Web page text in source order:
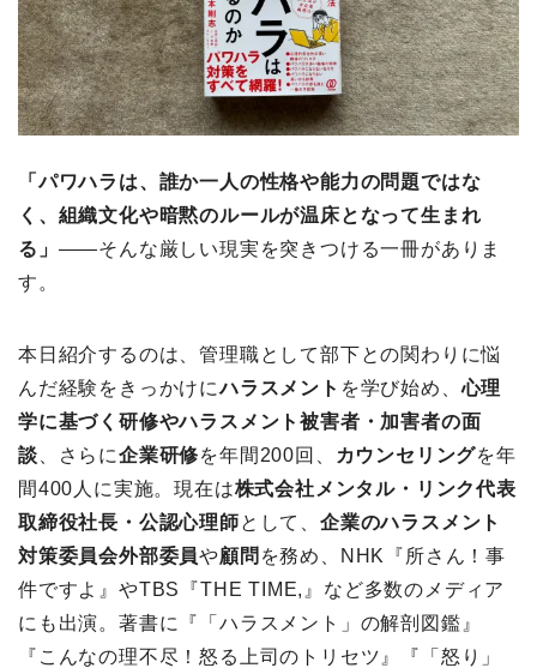
「パワハラは、誰か一人の性格や能力の問題ではな
く、組織文化や暗黙のルールが温床となって生まれ
る」 ――そんな厳しい現実を突きつける一冊がありま
す。
本日紹介するのは、管理職として部下との関わりに悩
んだ経験をきっかけにハラスメント を学び始め、心理
学に基づく研修やハラスメント被害者・加害者の面
談 、さらに企業研修を年間200回、 カウンセリングを年
間400人に実施。現在は株式会社メンタル・リンク代表
取締役社長・公認心理師として、企業のハラスメント
対策委員会外部委員や顧問 を務め、NHK『所さん！事
件ですよ』やTBS『THE TIME,』など多数のメディア
にも出演。著書に『「ハラスメント」の解剖図鑑』
『こんなの理不尽！怒る上司のトリセツ』『「怒り」